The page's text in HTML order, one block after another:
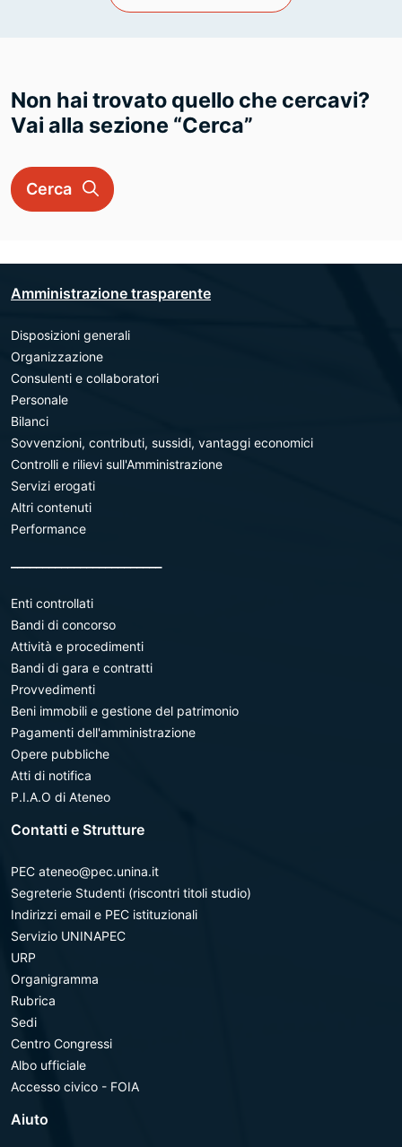
Non hai trovato quello che cercavi?
Vai alla sezione “Cerca”
Cerca
Amministrazione trasparente
Disposizioni generali
Organizzazione
Consulenti e collaboratori
Personale
Bilanci
Sovvenzioni, contributi, sussidi, vantaggi economici
Controlli e rilievi sull'Amministrazione
Servizi erogati
Altri contenuti
Performance
Enti controllati
Bandi di concorso
Attività e procedimenti
Bandi di gara e contratti
Provvedimenti
Beni immobili e gestione del patrimonio
Pagamenti dell'amministrazione
Opere pubbliche
Atti di notifica
P.I.A.O di Ateneo
Contatti e Strutture
PEC ateneo@pec.unina.it
Segreterie Studenti (riscontri titoli studio)
Indirizzi email e PEC istituzionali
Servizio UNINAPEC
URP
Organigramma
Rubrica
Sedi
Centro Congressi
Albo ufficiale
Accesso civico - FOIA
Aiuto